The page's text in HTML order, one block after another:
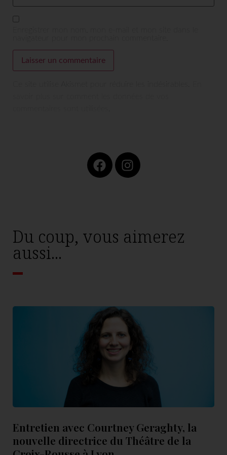
Enregistrer mon nom, mon e-mail et mon site dans le
navigateur pour mon prochain commentaire.
Du coup, vous aimerez
aussi...
Entretien avec Courtney Geraghty, la
nouvelle directrice du Théâtre de la